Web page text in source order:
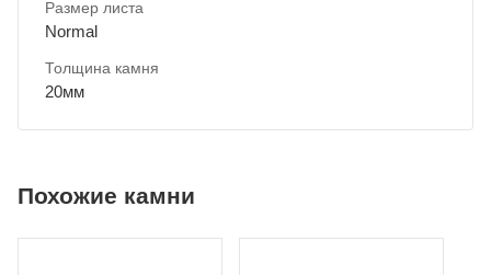
Размер листа
Normal
Толщина камня
20мм
Похожие камни